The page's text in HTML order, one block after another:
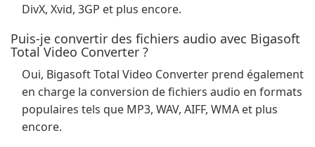
DivX, Xvid, 3GP et plus encore.
Puis-je convertir des fichiers audio avec Bigasoft
Total Video Converter ?
Oui, Bigasoft Total Video Converter prend également
en charge la conversion de fichiers audio en formats
populaires tels que MP3, WAV, AIFF, WMA et plus
encore.